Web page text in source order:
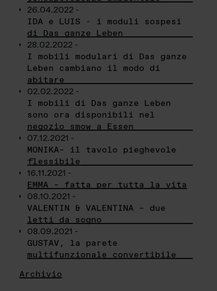
26.04.2022 -
IDA e LUIS - i moduli sospesi
di Das ganze Leben
28.02.2022 -
I mobili modulari di Das ganze
Leben cambiano il modo di
abitare
02.02.2022 -
I mobili di Das ganze Leben
sono ora disponibili nel
negozio smow a Essen
07.12.2021 -
MONIKA– il tavolo pieghevole
flessibile
16.11.2021 -
EMMA – fatta per tutta la vita
08.10.2021 -
VALENTIN & VALENTINA – due
letti da sogno
08.09.2021 -
GUSTAV, la parete
multifunzionale convertibile
Archivio